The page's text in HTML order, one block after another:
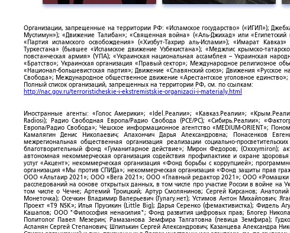
Организации, запрещенные на территории РФ: «Исламское государство» («ИГИЛ»);
Муслимун»); «Движение Талибан»; «Священная война» («Аль-Джихад» или
«Партия исламского освобождения» («Хизбут-Тахрир аль-Ислами»); «Имарат
Туркестана» (бывшее «Исламское движение Узбекистана»); «Меджлис крымско-
повстанческая армия» (УПА); «Украинская национальная ассамблея – Украинская
«Братство»; Украинская организация «Правый сектор»; Международное религиозное
«Национал-большевистская партия»; Движение «Славянский союз»; Движения
Свобода»; Международное общественное движение «Арестантское уголовное
Полный список организаций, запрещенных на территории РФ, см. по ссылкам:
http://nac.gov.ru/terroristicheskie-i-ekstremistskie-organizacii-i-materialy.html
Иностранные агенты: «Голос Америки»; «Idel.Реалии»; «Кавказ.Реалии»;
Radiosi); Радио Свободная Европа/Радио Свобода (PCE/PC); «Сибирь.Реалии»;
Европа/Радио Свобода»; Чешское информационное агентство «MEDIUM-ORIENT»;
Камалягин Денис Николаевич; Апахончич Дарья Александровна; Понасенков
межрегиональная общественная организация реализации социально-
благотворительный фонд «Гуманитарное действие»; Мирон Федоров; (Oxxxymiron);
автономная некоммерческая организация содействия профилактике и охране
услуг «Акцент»; некоммерческая организация «Фонд борьбы с коррупцией»;
организация «Мы против СПИДа»; некоммерческая организация «Фонд защиты прав
ООО «Альтаир 2021»; ООО «Вега 2021»; ООО «Главный редактор 2021»; ООО
расследований на основе открытых данных, в том числе про участие России в войне
том числе о Чечне; Артемий Троицкий; Артур Смолянинов; Сергей Кирсанов;
Монеточка); Осечкин Владимир Валерьевич (Гулагу.нет); Устимов Антон Михайлович;
Проект «T9 NSK»; Илья Прусикин (Little Big); Дарья Серенко (фемактивистка);
Кашапов; ООО "Философия ненасилия"; Фонд развития цифровых прав; Блогер
Политолог Павел Мезерин; Рамазанова Земфира Талгатовна (певица Земфира);
Асланян Сергей Степанович; Шпилькин Сергей Александрович; Казанцева Александра